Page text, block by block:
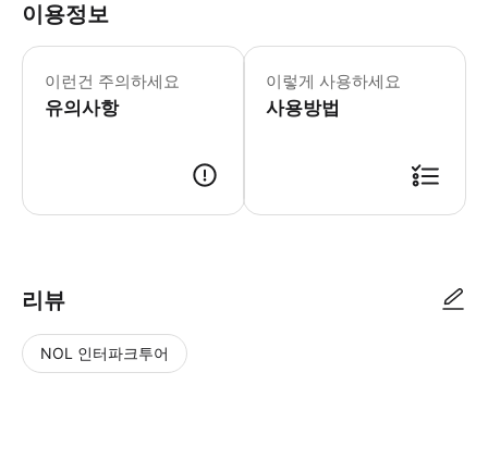
이용정보
이런건 주의하세요
유의사항
이렇게 사용하세요
사용방법
리뷰
NOL 인터파크투어